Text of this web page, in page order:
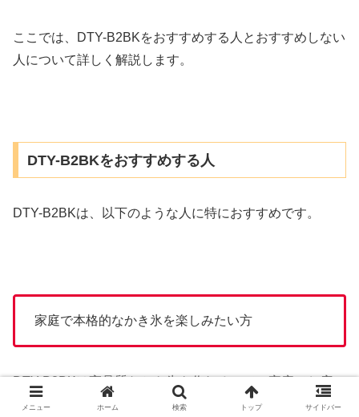
ここでは、DTY-B2BKをおすすめする人とおすすめしない
人について詳しく解説します。
DTY-B2BKをおすすめする人
DTY-B2BKは、以下のような人に特におすすめです。
家庭で本格的なかき氷を楽しみたい方
DTY-B2BKは高品質なかき氷を作れるので、家庭でお店の
ようなふわふわのかき氷を楽しみたい方に最適です。
メニュー ホーム 検索 トップ サイドバー